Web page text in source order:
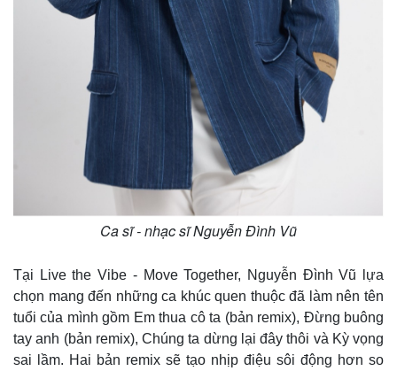
Ca sĩ - nhạc sĩ Nguyễn Đình Vũ
Tại Live the Vibe - Move Together, Nguyễn Đình Vũ lựa
chọn mang đến những ca khúc quen thuộc đã làm nên tên
tuổi của mình gồm Em thua cô ta (bản remix), Đừng buông
tay anh (bản remix), Chúng ta dừng lại đây thôi và Kỳ vọng
sai lầm. Hai bản remix sẽ tạo nhịp điệu sôi động hơn so